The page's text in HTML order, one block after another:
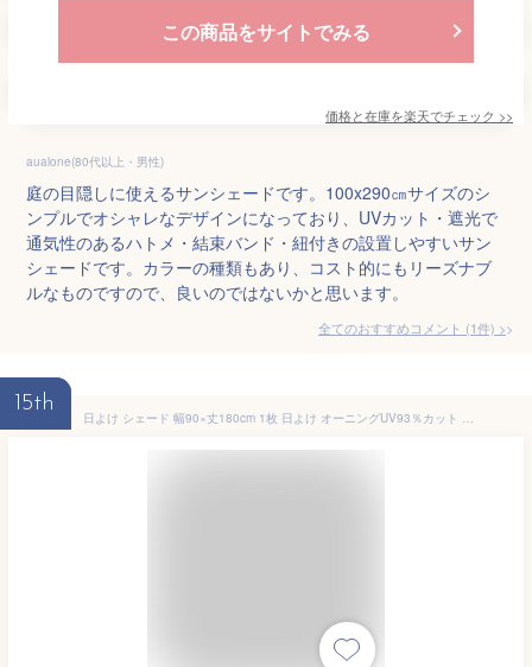
この商品をサイトでみる
価格と在庫を楽天でチェック >>
aualone(80代以上・男性)
庭の目隠しに使えるサンシェードです。100x290㎝サイズのシ
ンプルでオシャレなデザインになっており、UVカット・遮光で
通気性のあるハトメ・結束バンド・紐付きの設置しやすいサン
シェードです。カラーの種類もあり、コスト的にもリーズナブ
ルなものですので、良いのではないかと思います。
全てのおすすめコメント (1件) >
15th
日よけ シェード 幅90×丈180cm 1枚 日よけ オーニングUV93％カット 撥水 UVカット 紫外線 遮光 取付ヒモ付属 日除け 雨よけ サンシェード テント バルコニー あす楽 韓国インテリア モダン 北欧 ROCKSALE